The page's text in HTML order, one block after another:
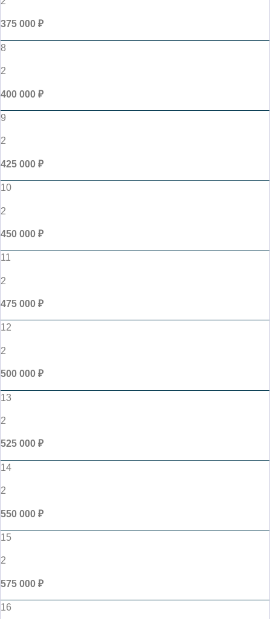
375 000 ₽
8
2
400 000 ₽
9
2
425 000 ₽
10
2
450 000 ₽
11
2
475 000 ₽
12
2
500 000 ₽
13
2
525 000 ₽
14
2
550 000 ₽
15
2
575 000 ₽
16